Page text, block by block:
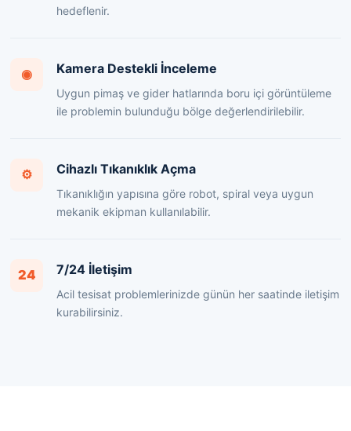
hedeflenir.
◉ Kamera Destekli İnceleme
Uygun pimaş ve gider hatlarında boru içi görüntüleme
ile problemin bulunduğu bölge değerlendirilebilir.
⚙ Cihazlı Tıkanıklık Açma
Tıkanıklığın yapısına göre robot, spiral veya uygun
mekanik ekipman kullanılabilir.
24 7/24 İletişim
Acil tesisat problemlerinizde günün her saatinde iletişim
kurabilirsiniz.